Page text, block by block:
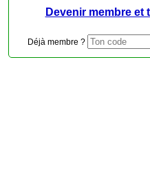
Devenir membre et
Déjà membre ?